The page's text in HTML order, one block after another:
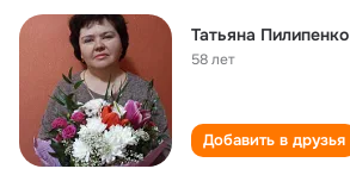
Татьяна Пилипенко
58 лет
Добавить в друзья